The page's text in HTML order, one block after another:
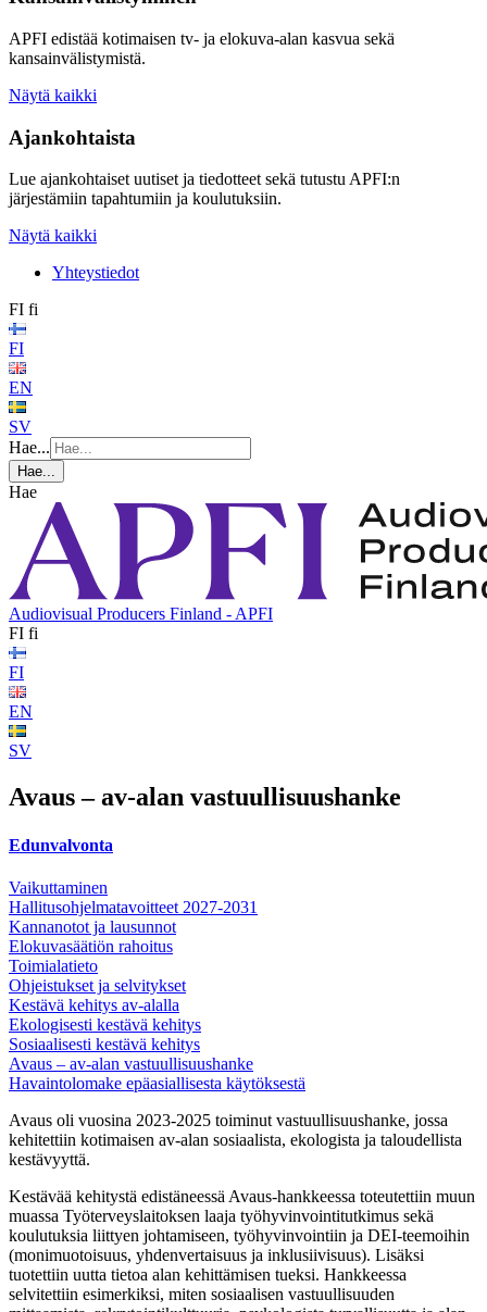
APFI edistää kotimaisen tv- ja elokuva-alan kasvua sekä
kansainvälistymistä.
Näytä kaikki
Ajankohtaista
Lue ajankohtaiset uutiset ja tiedotteet sekä tutustu APFI:n
järjestämiin tapahtumiin ja koulutuksiin.
Näytä kaikki
Yhteystiedot
FI fi
FI
EN
SV
Hae...
Hae...
Hae
Audiovisual Producers Finland - APFI
FI fi
FI
EN
SV
Avaus – av-alan vastuullisuushanke
Edunvalvonta
Vaikuttaminen
Hallitusohjelmatavoitteet 2027-2031
Kannanotot ja lausunnot
Elokuvasäätiön rahoitus
Toimialatieto
Ohjeistukset ja selvitykset
Kestävä kehitys av-alalla
Ekologisesti kestävä kehitys
Sosiaalisesti kestävä kehitys
Avaus – av-alan vastuullisuushanke
Havaintolomake epäasiallisesta käytöksestä
Avaus oli vuosina 2023-2025 toiminut vastuullisuushanke, jossa
kehitettiin kotimaisen av-alan sosiaalista, ekologista ja taloudellista
kestävyyttä.
Kestävää kehitystä edistäneessä Avaus-hankkeessa toteutettiin muun
muassa Työterveyslaitoksen laaja työhyvinvointitutkimus sekä
koulutuksia liittyen johtamiseen, työhyvinvointiin ja DEI-teemoihin
(monimuotoisuus, yhdenvertaisuus ja inklusiivisuus). Lisäksi
tuotettiin uutta tietoa alan kehittämisen tueksi. Hankkeessa
selvitettiin esimerkiksi, miten sosiaalisen vastuullisuuden